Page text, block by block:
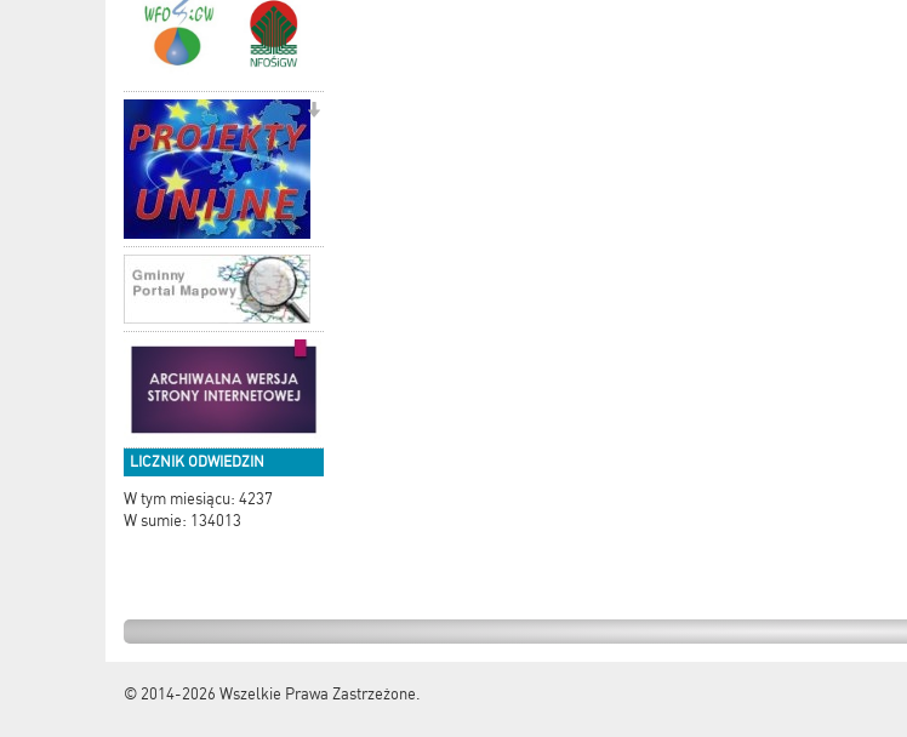
LICZNIK ODWIEDZIN
W tym miesiącu: 4237
W sumie: 134013
© 2014-2026 Wszelkie Prawa Zastrzeżone.